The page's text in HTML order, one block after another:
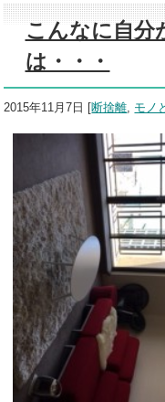
こんなに自分
は・・・
2015年11月7日 断捨離, モノ